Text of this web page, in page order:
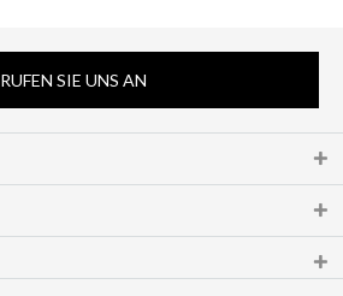
RUFEN SIE UNS AN